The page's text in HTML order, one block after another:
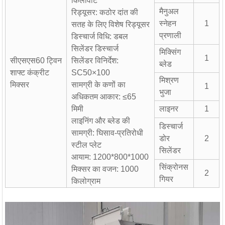
सीएसएस60 ट्विन
शाफ्ट कंक्रीट
मिक्सर
रिड्यूसर: कठोर दांत की
सतह के लिए विशेष रिड्यूसर
डिस्चार्ज विधि: डबल
सिलेंडर डिस्चार्ज
सिलेंडर विनिर्देश:
SC50×100
सामग्री के कणों का
अधिकतम आकार: ≤65
मिमी
लाइनिंग और ब्लेड की
सामग्री: घिसाव-प्रतिरोधी
स्टील प्लेट
आयाम: 1200*800*1000
मिक्सर का वजन: 1000
किलोग्राम
मैनुअल
स्नेहन
प्रणाली
1
मिक्सिंग
ब्लेड
1
मिश्रण
भुजा
1
लाइनर 1
डिस्चार्ज
डोर
सिलेंडर
2
सिंक्रोनस
गियर
2
प्रयोगशाला कंक्रीट मिक्सर